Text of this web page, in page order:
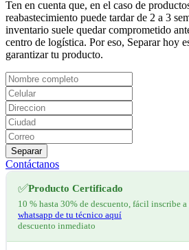
Ten en cuenta que, en el caso de
reabastecimiento puede tardar de 2 a 3
inventario suele quedar comprometido
centro de logística. Por eso, Separar hoy
garantizar tu producto.
Separar
Contáctanos
✅Producto Certificado
10 % hasta 30% de descuento, fácil inscribe
whatsapp de tu técnico aquí
descuento inmediato